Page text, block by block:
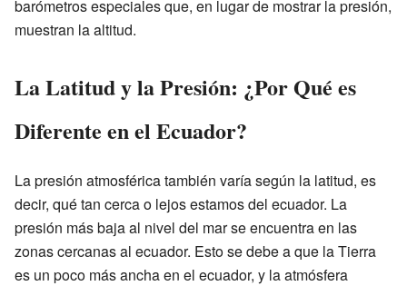
barómetros especiales que, en lugar de mostrar la presión,
muestran la altitud.
La Latitud y la Presión: ¿Por Qué es
Diferente en el Ecuador?
La presión atmosférica también varía según la latitud, es
decir, qué tan cerca o lejos estamos del ecuador. La
presión más baja al nivel del mar se encuentra en las
zonas cercanas al ecuador. Esto se debe a que la Tierra
es un poco más ancha en el ecuador, y la atmósfera